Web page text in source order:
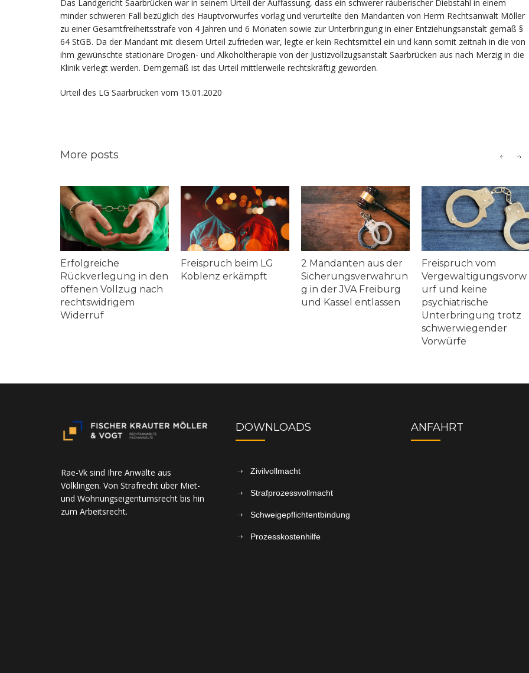
Das Landgericht Saarbrücken war in seinem Urteil der Auffassung, dass ein schwerer räuberischer Diebstahl in einem
minder schweren Fall bezüglich des Hauptvorwurfes vorlag und verurteilte den Mandanten von Herrn Rechtsanwalt Möller
zu einer Gesamtfreiheitsstrafe von 4 Jahren und 6 Monaten sowie zur Unterbringung in einer Entziehungsanstalt gemäß §
64 StGB. Da der Mandant mit diesem Urteil zufrieden war, legte er kein Rechtsmittel ein und kann somit zeitnah in die von
ihm gewünschte stationäre Drogen- und Alkoholtherapie von der Justizvollzugsanstalt Saarbrücken aus nach Merzig in die
Klinik verlegt werden. Demgemäß ist das Urteil mittlerweile rechtskräftig geworden.
Urteil des LG Saarbrücken vom 15.01.2020
More posts
Erfolgreiche
Rückverlegung in den
offenen Vollzug nach
rechtswidrigem
Widerruf
Freispruch beim LG
Koblenz erkämpft
2 Mandanten aus der
Sicherungsverwahrun
g in der JVA Freiburg
und Kassel entlassen
Freispruch vom
Vergewaltigungsvorw
urf und keine
psychiatrische
Unterbringung trotz
schwerwiegender
Vorwürfe
Rae-Vk sind Ihre Anwälte aus
Völklingen. Von Strafrecht über Miet-
und Wohnungseigentumsrecht bis hin
zum Arbeitsrecht.
DOWNLOADS
Zivilvollmacht
Strafprozessvollmacht
Schweigepflichtentbindung
Prozesskostenhilfe
ANFAHRT